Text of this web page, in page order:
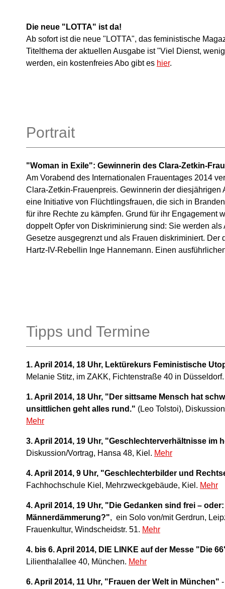
Die neue "LOTTA" ist da!
Ab sofort ist die neue "LOTTA", das feministische
Titelthema der aktuellen Ausgabe ist "Viel Dienst,
werden, ein kostenfreies Abo gibt es hier.
Portrait
"Woman in Exile": Gewinnerin des Clara-Zetkin-
Am Vorabend des Internationalen Frauentages 2014
Clara-Zetkin-Frauenpreis. Gewinnerin der diesjährigen
eine Initiative von Flüchtlingsfrauen, die sich in
für ihre Rechte zu kämpfen. Grund für ihr Engagement
doppelt Opfer von Diskriminierung sind: Sie werden
Gesetze ausgegrenzt und als Frauen diskriminiert.
Hartz-IV-Rebellin Inge Hannemann. Einen
Tipps und Termine
1. April 2014, 18 Uhr, Lektürekurs Feministische
Melanie Stitz, im ZAKK, Fichtenstraße 40 in
1. April 2014, 18 Uhr, "Der sittsame Mensch hat
unsittlichen geht alles rund." (Leo Tolstoi),
Mehr
3. April 2014, 19 Uhr, "Geschlechterverhältnisse im
Diskussion/Vortrag, Hansa 48, Kiel. Mehr
4. April 2014, 9 Uhr, "Geschlechterbilder und
Fachhochschule Kiel, Mehrzweckgebäude, Kiel. Mehr
4. April 2014, 19 Uhr, "Die Gedanken sind frei –
Männerdämmerung?", ein Solo von/mit Gerdrun,
Frauenkultur, Windscheidstr. 51. Mehr
4. bis 6. April 2014, DIE LINKE auf der Messe "Die
Lilienthalallee 40, München. Mehr
6. April 2014, 11 Uhr, "Frauen der Welt in München"